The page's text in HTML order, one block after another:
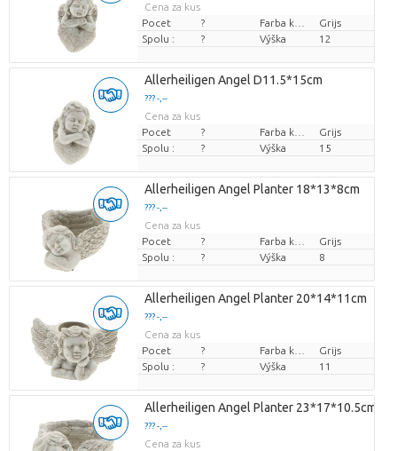
Cena za kus
Pocet
?
Grijs
Spolu :
? Výška 12
Allerheiligen Angel D11.5*15cm
??? -,--
Cena za kus
Pocet
?
Grijs
Spolu :
? Výška 15
Allerheiligen Angel Planter 18*13*8cm
??? -,--
Cena za kus
Pocet
?
Grijs
Spolu :
? Výška 8
Allerheiligen Angel Planter 20*14*11cm
??? -,--
Cena za kus
Pocet
?
Grijs
Spolu :
? Výška 11
Allerheiligen Angel Planter 23*17*10.5cm
??? -,--
Cena za kus